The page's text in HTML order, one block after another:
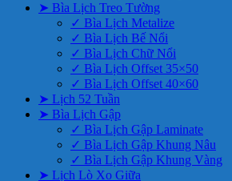
➤ Bìa Lịch Treo Tường
✓ Bìa Lịch Metalize
✓ Bìa Lịch Bế Nổi
✓ Bìa Lịch Chữ Nổi
✓ Bìa Lịch Offset 35×50
✓ Bìa Lịch Offset 40×60
➤ Lịch 52 Tuần
➤ Bìa Lịch Gập
✓ Bìa Lịch Gập Laminate
✓ Bìa Lịch Gập Khung Nâu
✓ Bìa Lịch Gập Khung Vàng
➤ Lịch Lò Xo Giữa